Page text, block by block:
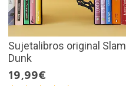
Sujetalibros original Slam
Dunk
19,99€